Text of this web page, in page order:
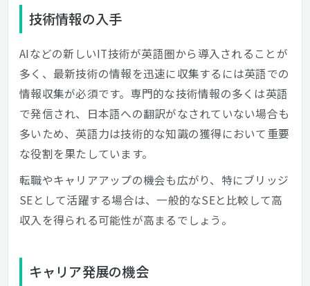
技術情報の入手
AIなどの新しいIT技術が英語圏から導入されることが
多く、最新技術の情報を迅速に収集するには英語での
情報収集が必須です。専門的な技術情報の多くは英語
で発信され、日本語への翻訳がなされていない場合も
多いため、英語力は技術的な知識の獲得において重要
な役割を果たしています。
転職やキャリアアップの機会も広がり、特にブリッジ
SEとして活躍する場合は、一般的なSEと比較して高
収入を得られる可能性が高まるでしょう。
キャリア発展の機会